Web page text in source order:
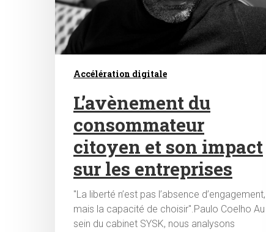
Accélération digitale
L’avènement du
consommateur
citoyen et son impact
sur les entreprises
"La liberté n’est pas l’absence d’engagement,
mais la capacité de choisir".Paulo Coelho Au
sein du cabinet SYSK, nous analysons